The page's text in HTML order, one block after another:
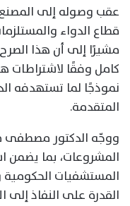
عقب وصوله إلى
قطاع الدواء
مشيرًا إلى أن هذا
نموذجًا لما تستهدفه
المتقدمة.
ووجّه الدكتور مصطفى
المشروعات، بما يضمن
المستشفيات الحكومية
القدرة على النفاذ إلى